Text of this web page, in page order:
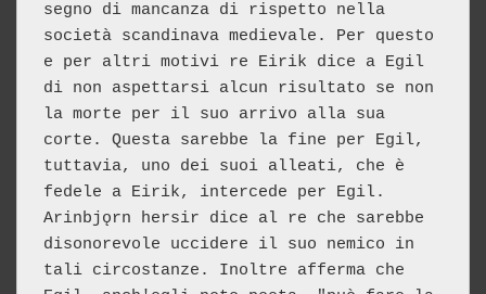
segno di mancanza di rispetto nella
società scandinava medievale. Per questo
e per altri motivi re Eirik dice a Egil
di non aspettarsi alcun risultato se non
la morte per il suo arrivo alla sua
corte. Questa sarebbe la fine per Egil,
tuttavia, uno dei suoi alleati, che è
fedele a Eirik, intercede per Egil.
Arinbjǫrn hersir dice al re che sarebbe
disonorevole uccidere il suo nemico in
tali circostanze. Inoltre afferma che